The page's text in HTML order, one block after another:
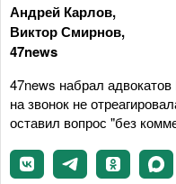
Андрей Карлов,
Виктор Смирнов,
47news
47news набрал
на звонок не
оставил вопрос "без